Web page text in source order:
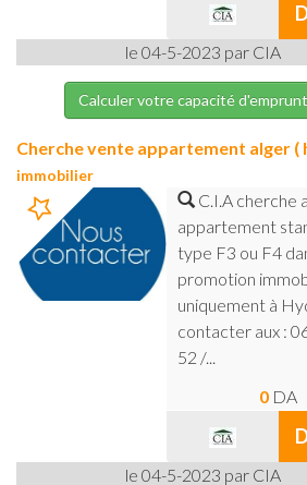
le 04-5-2023 par CIA
Calculer votre capacité
Cherche vente appartement alger (
immobilier
C.I.A cherche
appartement
type F3 ou F4
promotion
uniquement à
contacter aux :
52 /...
0 DA
le 04-5-2023 par CIA